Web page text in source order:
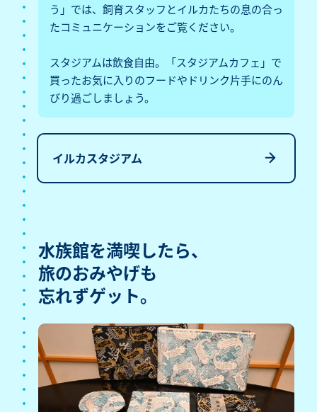
う」では、飼育スタッフとイルカたちの息の合っ
たコミュニケーションをご覧ください。
スタジアムは飲食自由。「スタジアムカフェ」で
買ったお気に入りのフードやドリンク片手にのん
びり過ごしましょう。
イルカスタジアム
水族館を満喫したら、
旅のおみやげも
忘れずゲット。